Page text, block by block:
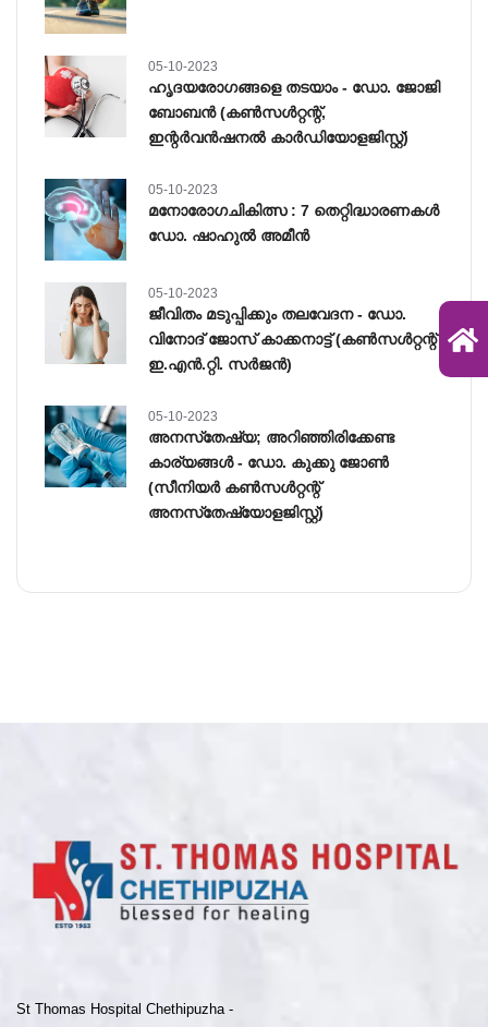
05-10-2023
ഹൃദയരോഗങ്ങളെ തടയാം - ഡോ. ജോജി
ബോബൻ (കൺസൾറ്റന്റ്,
ഇന്റർവൻഷനൽ കാർഡിയോളജിസ്റ്റ്)
05-10-2023
മനോരോഗചികിത്സ : 7 തെറ്റിദ്ധാരണകള്‍
ഡോ. ഷാഹുല്‍ അമീന്‍
05-10-2023
ജീവിതം മടുപ്പിക്കും തലവേദന - ഡോ.
വിനോദ് ജോസ് കാക്കനാട്ട് (കണ്‍സള്‍റ്റന്റ്
ഇ.എന്‍.റ്റി. സര്‍ജന്‍)
05-10-2023
അനസ്‌തേഷ്യ; അറിഞ്ഞിരിക്കേണ്ട
കാര്യങ്ങൾ - ഡോ. കുക്കു ജോൺ
(സീനിയർ കൺസൾറ്റന്റ്
അനസ്‌തേഷ്യോളജിസ്റ്റ്)
St Thomas Hospital Chethipuzha -